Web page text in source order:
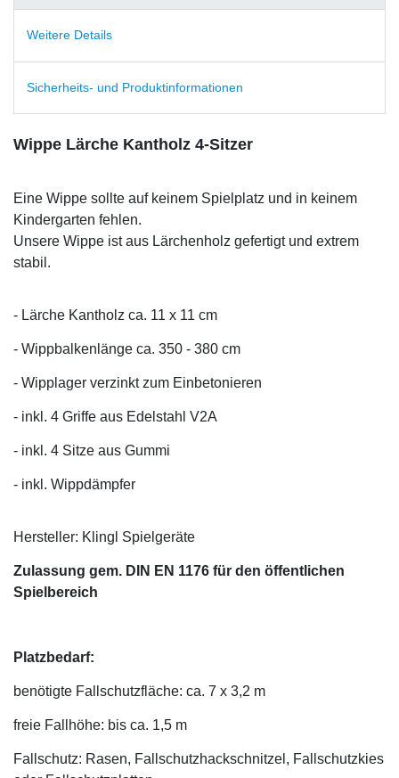
Weitere Details
Sicherheits- und Produktinformationen
Wippe Lärche Kantholz 4-Sitzer
Eine Wippe sollte auf keinem Spielplatz und in keinem
Kindergarten fehlen.
Unsere Wippe ist aus Lärchenholz gefertigt und extrem
stabil.
- Lärche Kantholz ca. 11 x 11 cm
- Wippbalkenlänge ca. 350 - 380 cm
- Wipplager verzinkt zum Einbetonieren
- inkl. 4 Griffe aus Edelstahl V2A
- inkl. 4 Sitze aus Gummi
- inkl. Wippdämpfer
Hersteller: Klingl Spielgeräte
Zulassung gem. DIN EN 1176 für den öffentlichen
Spielbereich
Platzbedarf:
benötigte Fallschutzfläche: ca. 7 x 3,2 m
freie Fallhöhe: bis ca. 1,5 m
Fallschutz: Rasen, Fallschutzhackschnitzel, Fallschutzkies